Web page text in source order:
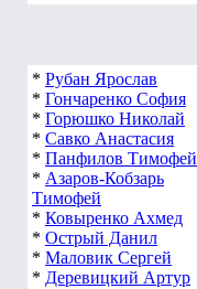
* Рубан Ярослав
* Гончаренко София
* Горюшко Николай
* Савко Анастасия
* Панфилов Тимофей
* Азаров-Кобзарь
Тимофей
* Ковыренко Ахмед
* Острый Данил
* Маловик Сергей
* Деревицкий Артур